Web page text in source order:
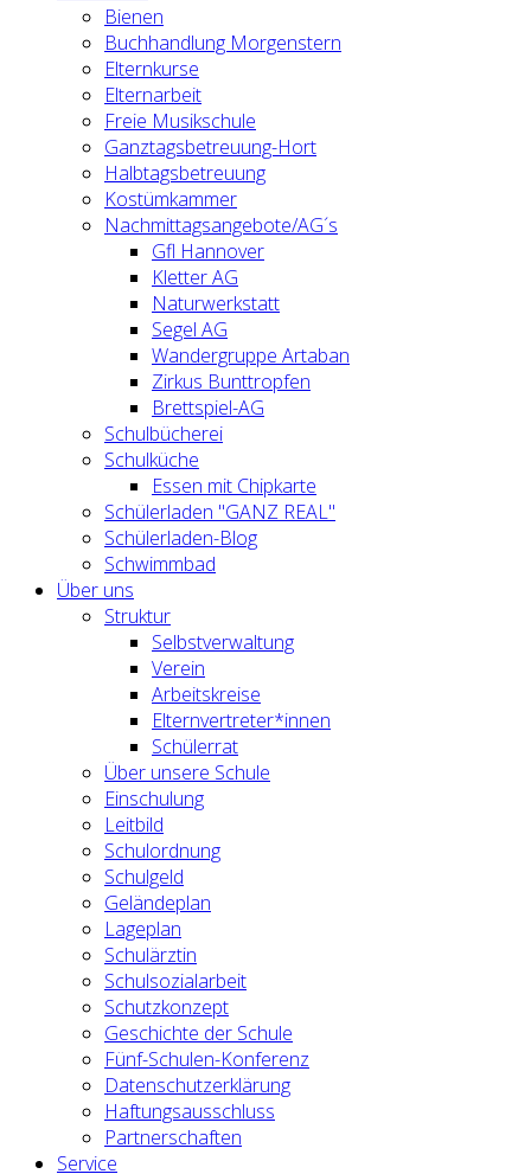
Bienen
Buchhandlung Morgenstern
Elternkurse
Elternarbeit
Freie Musikschule
Ganztagsbetreuung-Hort
Halbtagsbetreuung
Kostümkammer
Nachmittagsangebote/AG´s
Gfl Hannover
Kletter AG
Naturwerkstatt
Segel AG
Wandergruppe Artaban
Zirkus Bunttropfen
Brettspiel-AG
Schulbücherei
Schulküche
Essen mit Chipkarte
Schülerladen "GANZ REAL"
Schülerladen-Blog
Schwimmbad
Über uns
Struktur
Selbstverwaltung
Verein
Arbeitskreise
Elternvertreter*innen
Schülerrat
Über unsere Schule
Einschulung
Leitbild
Schulordnung
Schulgeld
Geländeplan
Lageplan
Schulärztin
Schulsozialarbeit
Schutzkonzept
Geschichte der Schule
Fünf-Schulen-Konferenz
Datenschutzerklärung
Haftungsausschluss
Partnerschaften
Service